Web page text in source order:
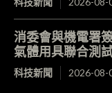
消委會與機電署
氣體用具聯合測
科技新聞 2026-08-